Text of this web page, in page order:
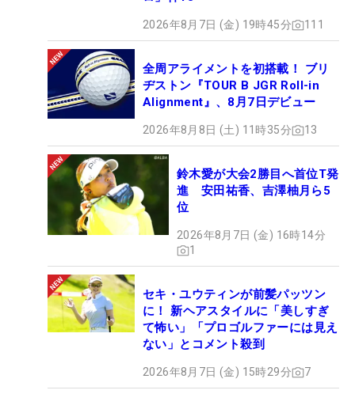
2026年8月7日 (金) 19時45分 111
全周アライメントを初搭載！ ブリ
ヂストン『TOUR B JGR Roll-in
Alignment』、8月7日デビュー
2026年8月8日 (土) 11時35分 13
鈴木愛が大会2勝目へ首位T発
進 安田祐香、吉澤柚月ら5
位
2026年8月7日 (金) 16時14分
1
セキ・ユウティンが前髪パッツン
に！ 新ヘアスタイルに「美しすぎ
て怖い」「プロゴルファーには見え
ない」とコメント殺到
2026年8月7日 (金) 15時29分 7